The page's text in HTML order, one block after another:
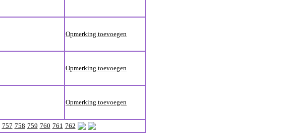
Opmerking toevoegen
Opmerking toevoegen
Opmerking toevoegen
757 758 759 760 761 762